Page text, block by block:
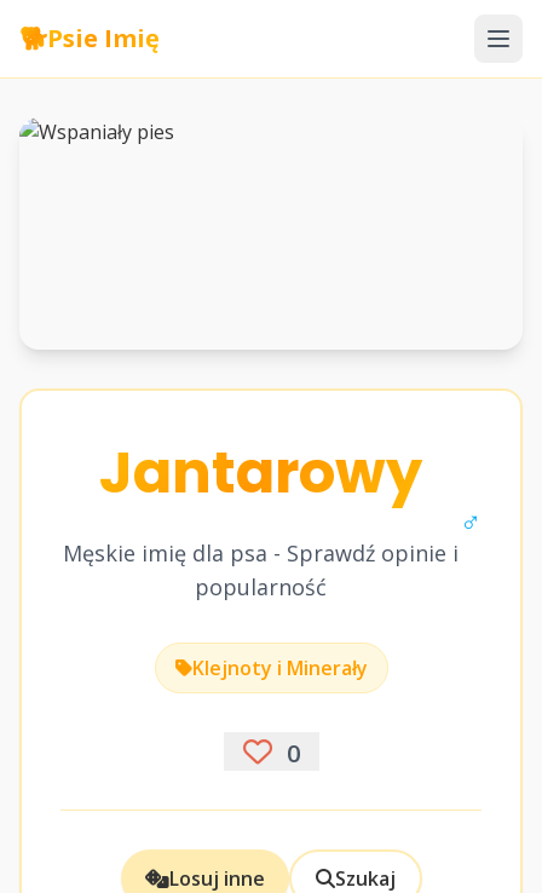
🐕Psie Imię
Jantarowy
Męskie imię dla psa - Sprawdź opinie i
popularność
♂
Klejnoty i Minerały
0
Losuj inne Szukaj